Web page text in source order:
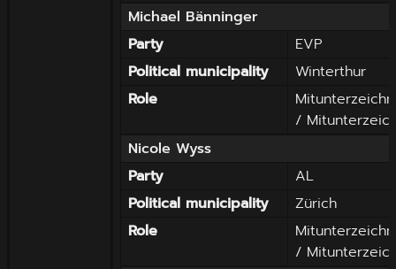
Michael Bänninger
Party
EVP
Political municipality
Winterthur
Role
/
Nicole Wyss
Party
AL
Political municipality
Zürich
Role
/